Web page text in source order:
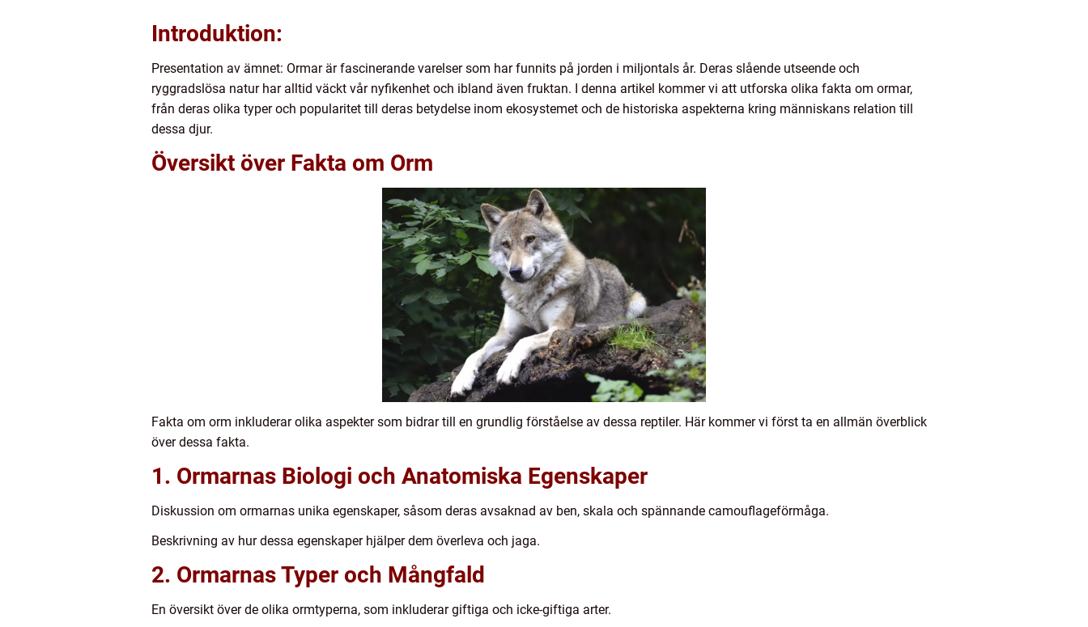
Introduktion:
Presentation av ämnet: Ormar är fascinerande varelser som har funnits på jorden i miljontals år. Deras slående utseende och
ryggradslösa natur har alltid väckt vår nyfikenhet och ibland även fruktan. I denna artikel kommer vi att utforska olika fakta om ormar,
från deras olika typer och popularitet till deras betydelse inom ekosystemet och de historiska aspekterna kring människans relation till
dessa djur.
Översikt över Fakta om Orm
Fakta om orm inkluderar olika aspekter som bidrar till en grundlig förståelse av dessa reptiler. Här kommer vi först ta en allmän överblick
över dessa fakta.
1. Ormarnas Biologi och Anatomiska Egenskaper
Diskussion om ormarnas unika egenskaper, såsom deras avsaknad av ben, skala och spännande camouflageförmåga.
Beskrivning av hur dessa egenskaper hjälper dem överleva och jaga.
2. Ormarnas Typer och Mångfald
En översikt över de olika ormtyperna, som inkluderar giftiga och icke-giftiga arter.